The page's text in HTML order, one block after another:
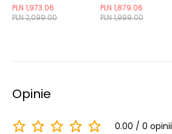
PLN 2,099.00
PLN 1,973.06
PLN 1,999.00
PLN 1,879.06
Opinie
0.00 0 opinii